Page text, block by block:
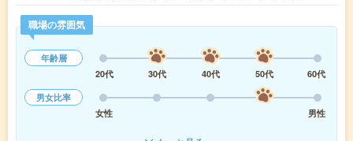
職場の雰囲気
年齢層
20代
30代 40代 50代
60代
男女比率
女性
男性